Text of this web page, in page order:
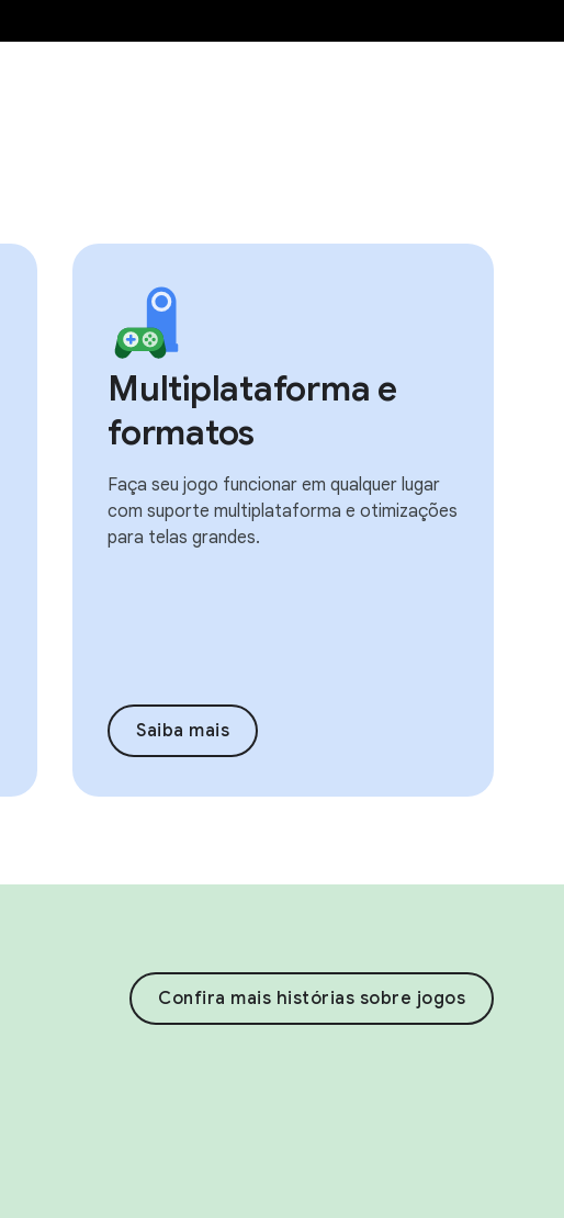
Multiplataforma e
formatos
Faça seu jogo funcionar em qualquer lugar
com suporte multiplataforma e otimizações
para telas grandes.
Saiba mais
Confira mais histórias sobre jogos